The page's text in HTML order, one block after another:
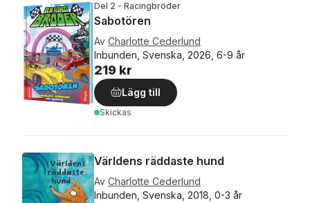
Del 2 - Racingbröder
Sabotören
Av Charlotte Cederlund
Inbunden, Svenska, 2026, 6-9 år
219 kr
Lägg till
Skickas
Världens räddaste hund
Av Charlotte Cederlund
Inbunden, Svenska, 2018, 0-3 år